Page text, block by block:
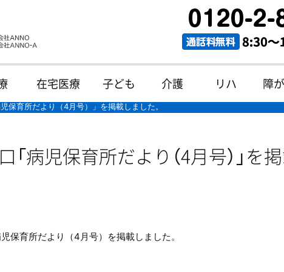
在宅医療 子ども 介護 リハ 障
保育所だより（4月号）」を掲載しました。
病児保育所だより（4月号）」を
保育所だより（4月号）を掲載しました。